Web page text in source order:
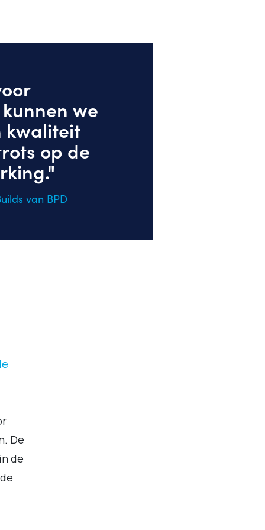
we
kwaliteit
op de
van BPD
De
de